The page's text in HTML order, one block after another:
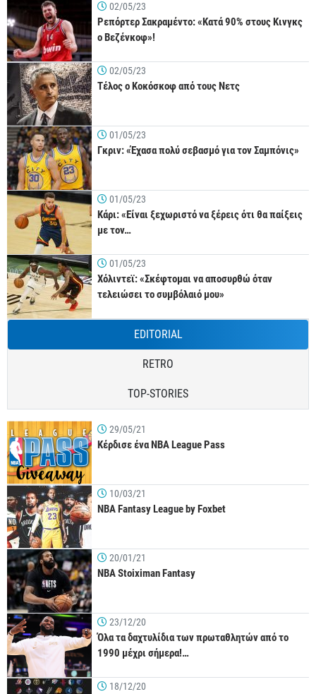
02/05/23
Ρεπόρτερ Σακραμέντο: «Κατά 90% στους Κινγκς
ο Βεζένκοφ»!
02/05/23
Τέλος ο Κοκόσκοφ από τους Νετς
01/05/23
Γκριν: «Έχασα πολύ σεβασμό για τον Σαμπόνις»
01/05/23
Κάρι: «Είναι ξεχωριστό να ξέρεις ότι θα παίξεις
με τον…
01/05/23
Χόλιντεϊ: «Σκέφτομαι να αποσυρθώ όταν
τελειώσει το συμβόλαιό μου»
EDITORIAL
RETRO
TOP-STORIES
29/05/21
Κέρδισε ένα NBA League Pass
10/03/21
NBA Fantasy League by Foxbet
20/01/21
NBA Stoiximan Fantasy
23/12/20
Όλα τα δαχτυλίδια των πρωταθλητών από το
1990 μέχρι σήμερα!…
18/12/20